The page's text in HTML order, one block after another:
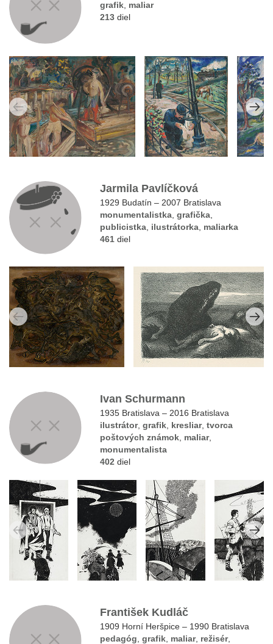
grafik maliar
213 diel
Jarmila Pavlíčková
1929 Budatín – 2007 Bratislava
monumentalistka,grafička,
publicistka, ilustrátorka, maliarka
461 diel
Ivan Schurmann
1935 Bratislava – 2016 Bratislava
ilustrátor,grafik kresliar,tvorca
poštových známok maliar,
monumentalista
402 diel
František Kudláč
1909 Horní Heršpice – 1990 Bratislava
pedagóg ,grafik maliar, režisér,